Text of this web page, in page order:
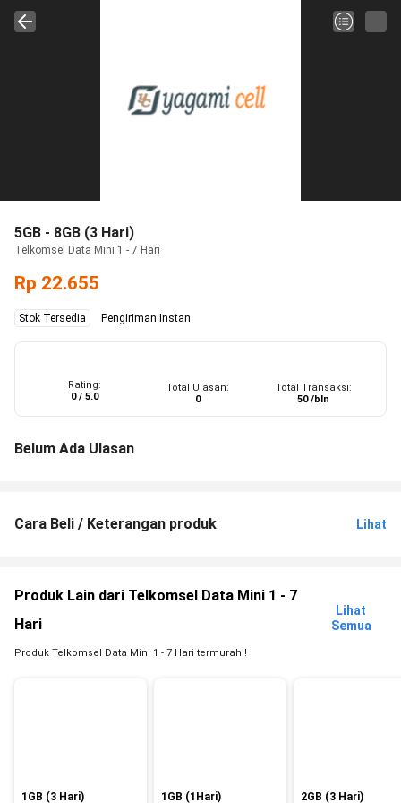
5GB - 8GB (3 Hari)
Telkomsel Data Mini 1 - 7 Hari
Rp 22.655
Stok Tersedia Pengiriman Instan
Rating:
0 / 5.0
Total Ulasan:
0
Total Transaksi:
50 /bln
Belum Ada Ulasan
Cara Beli / Keterangan produk Lihat
Produk Lain dari Telkomsel Data Mini 1 - 7
Hari
Lihat
Semua
Produk Telkomsel Data Mini 1 - 7 Hari termurah !
1GB (3 Hari) 1GB (1Hari) 2GB (3 Hari)